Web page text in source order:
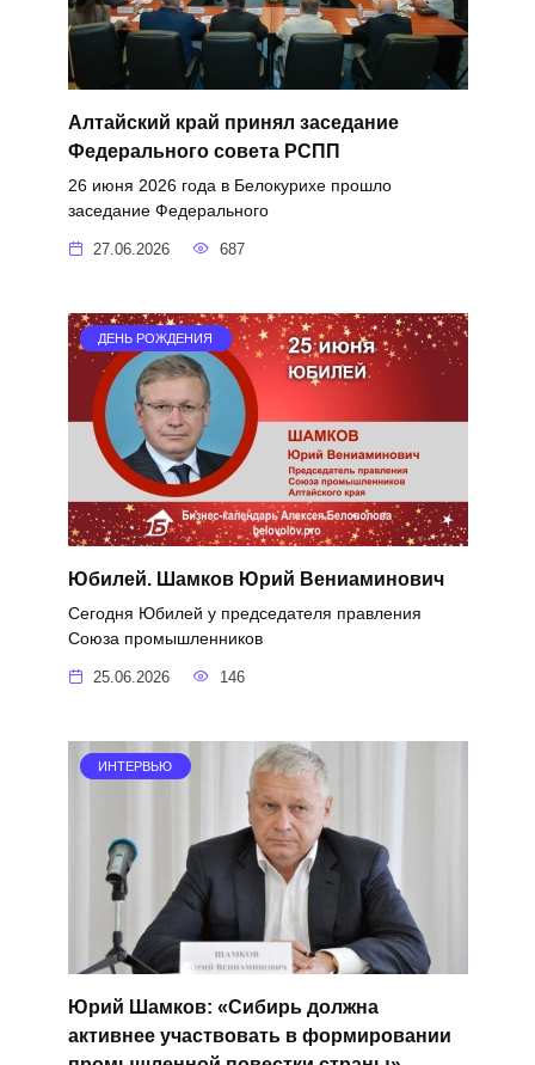
Алтайский край принял заседание
Федерального совета РСПП
26 июня 2026 года в Белокурихе прошло
заседание Федерального
27.06.2026 687
ДЕНЬ РОЖДЕНИЯ
Юбилей. Шамков Юрий Вениаминович
Сегодня Юбилей у председателя правления
Союза промышленников
25.06.2026 146
ИНТЕРВЬЮ
Юрий Шамков: «Сибирь должна
активнее участвовать в формировании